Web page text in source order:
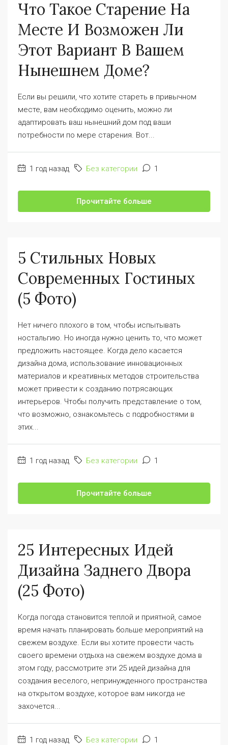
Что Такое Старение На
Месте И Возможен Ли
Этот Вариант В Вашем
Нынешнем Доме?
Если вы решили, что хотите стареть в привычном
месте, вам необходимо оценить, можно ли
адаптировать ваш нынешний дом под ваши
потребности по мере старения. Вот...
1 год назад Без категории 1
Прочитайте больше
5 Стильных Новых
Современных Гостиных
(5 Фото)
Нет ничего плохого в том, чтобы испытывать
ностальгию. Но иногда нужно ценить то, что может
предложить настоящее. Когда дело касается
дизайна дома, использование инновационных
материалов и креативных методов строительства
может привести к созданию потрясающих
интерьеров. Чтобы получить представление о том,
что возможно, ознакомьтесь с подробностями в
этих...
1 год назад Без категории 1
Прочитайте больше
25 Интересных Идей
Дизайна Заднего Двора
(25 Фото)
Когда погода становится теплой и приятной, самое
время начать планировать больше мероприятий на
свежем воздухе. Если вы хотите провести часть
своего времени отдыха на свежем воздухе дома в
этом году, рассмотрите эти 25 идей дизайна для
создания веселого, непринужденного пространства
на открытом воздухе, которое вам никогда не
захочется...
1 год назад Без категории 1